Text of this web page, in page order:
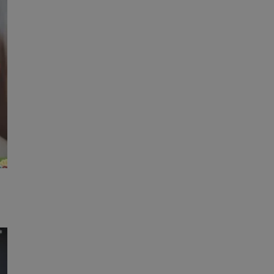
sesji.
sesji.
sesji.
śledzenia.
się na
o zgodzie
Rejestruje
i ustawień
w kolejnych
musi ponownie
wygodę i
dotyczących
to konieczne,
poprawnie.
ludzi i botów. Jest
ponieważ
na temat
ludzi i botów. Jest